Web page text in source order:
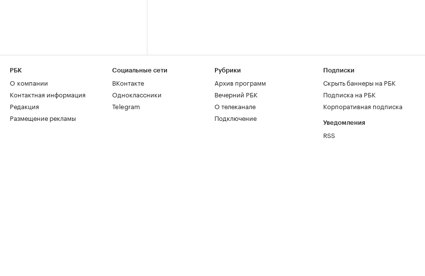
РБК
О компании
Контактная информация
Редакция
Размещение рекламы
Социальные сети
ВКонтакте
Одноклассники
Telegram
Рубрики
Архив программ
Вечерний РБК
О телеканале
Подключение
Подписки
Скрыть баннеры на РБК
Подписка на РБК
Корпоративная подписка
Уведомления
RSS